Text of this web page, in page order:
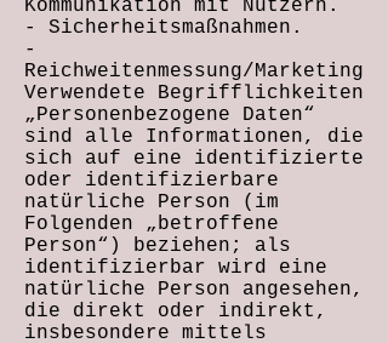
Kommunikation mit Nutzern.
- Sicherheitsmaßnahmen.
-
Reichweitenmessung/Marketing
Verwendete Begrifflichkeiten
„Personenbezogene Daten“
sind alle Informationen, die
sich auf eine identifizierte
oder identifizierbare
natürliche Person (im
Folgenden „betroffene
Person“) beziehen; als
identifizierbar wird eine
natürliche Person angesehen,
die direkt oder indirekt,
insbesondere mittels